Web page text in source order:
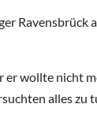
Ravensbrück
wollte nicht
alles zu